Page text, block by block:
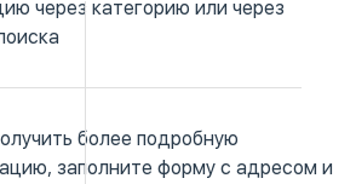
через категорию или через
более подробную
заполните форму с адресом и